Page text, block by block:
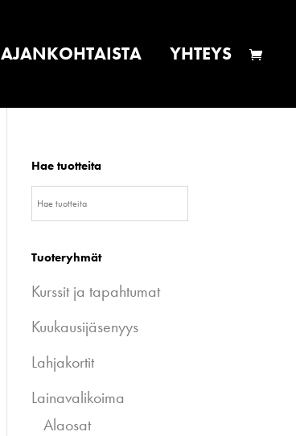
AJANKOHTAISTA YHTEYS
Hae tuotteita
Tuoteryhmät
Kurssit ja tapahtumat
Kuukausijäsenyys
Lahjakortit
Lainavalikoima
Alaosat